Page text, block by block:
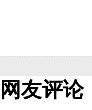
网友评论